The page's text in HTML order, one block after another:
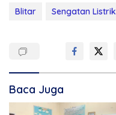
Blitar Sengatan Listrik
Baca Juga